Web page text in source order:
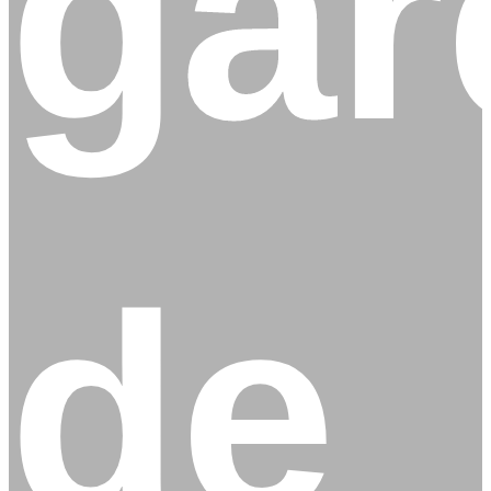
de